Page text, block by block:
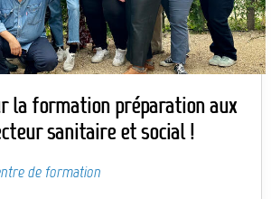
la formation préparation aux
sanitaire et social !
de formation